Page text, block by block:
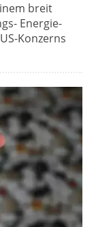
breit
Energie-
Konzerns